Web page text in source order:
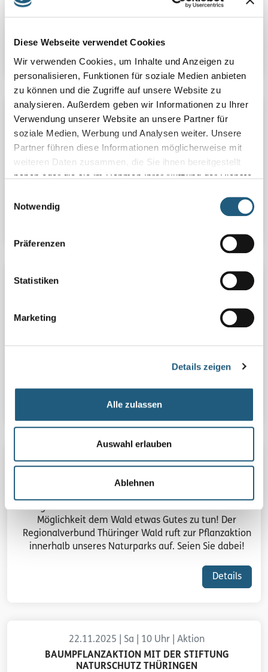
Diese Webseite verwendet Cookies
Wir verwenden Cookies, um Inhalte und Anzeigen zu
personalisieren, Funktionen für soziale Medien anbieten
zu können und die Zugriffe auf unsere Website zu
analysieren. Außerdem geben wir Informationen zu Ihrer
Verwendung unserer Website an unsere Partner für
soziale Medien, Werbung und Analysen weiter. Unsere
Partner führen diese Informationen möglicherweise mit
weiteren Daten zusammen, die Sie ihnen bereitgestellt
haben oder die sie im Rahmen Ihrer Nutzung der Dienste
Notwendig
Präferenzen
Statistiken
Marketing
Details zeigen
Alle zulassen
Auswahl erlauben
Ablehnen
Gegenteil und wandern bergab nach Reschwitz, um
22.11.2025 | Sa | 14:00 Uhr | Waldbaden
EIN SCHNUPPERWALDBAD
Shirin Yoku - Waldbaden - Das sind Begriffe die einen
um die Ohren schwirren, aber was steckt dahinter?
Kommen Sie mit mir in den Wald, zu einem
22.11.2025 | Sa | 10:00 Uhr | geführte Wanderung
Als der Hohenwarte Stausee ab 1940 angestaut
wurde, versanken in seinen Fluten neben vielen
22.11.2025 | Sa | 10 Uhr | Aktion
ACHTUNG - BÄUME PFLANZEN IM NATURPARK -
VERSCHOBEN AUF MÄRZ 2026
Gegen Ende diesen Jahres haben Sie mehrfach die
Möglichkeit dem Wald etwas Gutes zu tun! Der
Regionalverbund Thüringer Wald ruft zur Pflanzaktion
innerhalb unseres Naturparks auf. Seien Sie dabei!
Details
22.11.2025 | Sa | 10 Uhr | Aktion
BAUMPFLANZAKTION MIT DER STIFTUNG
NATURSCHUTZ THÜRINGEN